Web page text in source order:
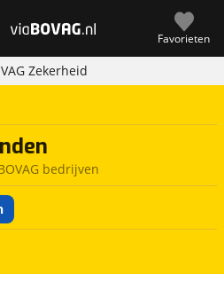
Favorieten
Zekerheid
bedrijven